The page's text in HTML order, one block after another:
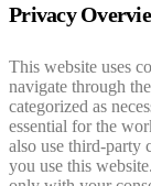
Privacy
This website uses
navigate through
categorized as
essential for the
also use third-party
you use this